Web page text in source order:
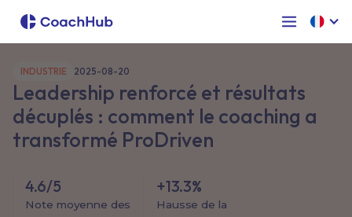
INDUSTRIE 2025-08-20
Leadership renforcé et résultats
décuplés : comment le coaching a
transformé ProDriven
4.6/5
Note moyenne des
+13.3%
Hausse de la